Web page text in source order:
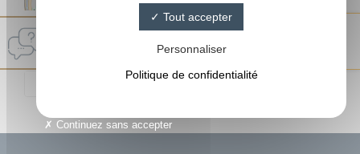
Sylvie Medium
Tout accepter
Personnaliser
Politique de confidentialité
Continuez sans accepter